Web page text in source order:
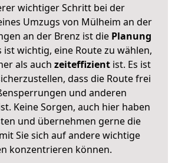
wichtiger Schritt bei der
Umzugs von Mülheim an der
an der Brenz ist die Planung
ist wichtig, eine Route zu wählen,
als auch zeiteffizient ist. Es ist
dass die Route frei
und anderen
Keine Sorgen, auch hier haben
und übernehmen gerne die
Sie sich auf andere wichtige
konzentrieren können.